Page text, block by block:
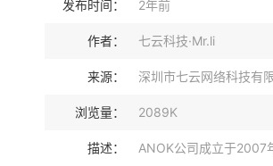
发布时间： 2年前
作者： 七云科技·Mr.li
来源： 深圳市七云网络科技有
浏览量： 2089K
描述：
ANOK公司成立于2007